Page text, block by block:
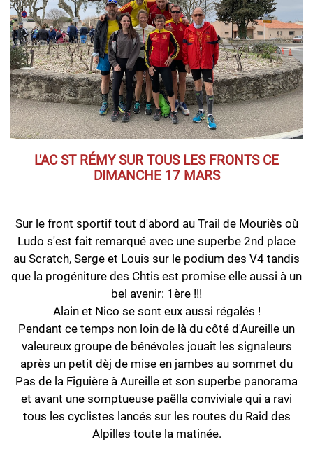
L'AC ST RÉMY SUR TOUS LES FRONTS CE
DIMANCHE 17 MARS
Sur le front sportif tout d'abord au Trail de Mouriès où
Ludo s'est fait remarqué avec une superbe 2nd place
au Scratch, Serge et Louis sur le podium des V4 tandis
que la progéniture des Chtis est promise elle aussi à un
bel avenir: 1ère !!!
Alain et Nico se sont eux aussi régalés !
Pendant ce temps non loin de là du côté d'Aureille un
valeureux groupe de bénévoles jouait les signaleurs
après un petit dèj de mise en jambes au sommet du
Pas de la Figuière à Aureille et son superbe panorama
et avant une somptueuse paëlla conviviale qui a ravi
tous les cyclistes lancés sur les routes du Raid des
Alpilles toute la matinée.